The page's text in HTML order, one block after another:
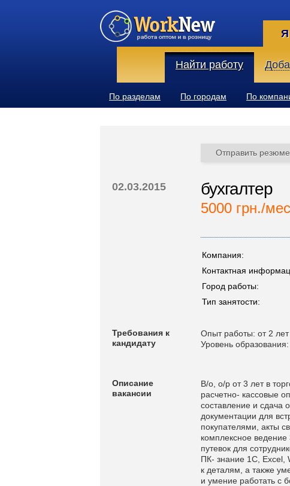
Я
Найти работу
По разделам По городам По
Отправить резюме
02.03.2015 бухгалтер
5000 грн./
Компания:
Контактная
Город работы:
Тип занятости:
Требования к
кандидату
Опыт работы: от 2 лет
Уровень
Описание
вакансии
В/о, о/р от 3 лет в
расчетно- кассовые
составление и сдача
документации для
покупателями, акты
комплексное
путевок для
ПК- знание 1С, Excel,
к деталям, а также
и умение работать с